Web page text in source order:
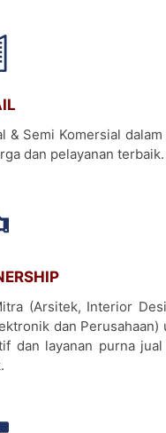
& Semi Komersial dalam
dan pelayanan terbaik.
(Arsitek, Interior
dan Perusahaan)
dan layanan purna